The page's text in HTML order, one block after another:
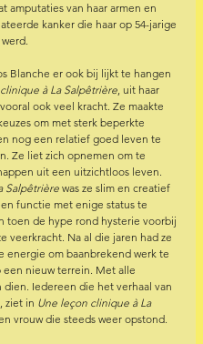
amputaties van haar armen en
kanker die haar op 54-jarige
Blanche er ook bij lijkt te hangen
à La Salpêtrière, uit haar
ook veel kracht. Ze maakte
om met sterk beperkte
nog een relatief goed leven te
Ze liet zich opnemen om te
uit een uitzichtloos leven.
Salpêtrière was ze slim en creatief
functie met enige status te
toen de hype rond hysterie voorbij
veerkracht. Na al die jaren had ze
energie om baanbrekend werk te
nieuw terrein. Met alle
dien. Iedereen die het verhaal van
ziet in Une leçon clinique à La
vrouw die steeds weer opstond.